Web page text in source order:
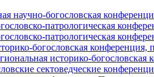
научно-богословская
патрологическая
патрологическая
богословская
историко-
сектоведческие